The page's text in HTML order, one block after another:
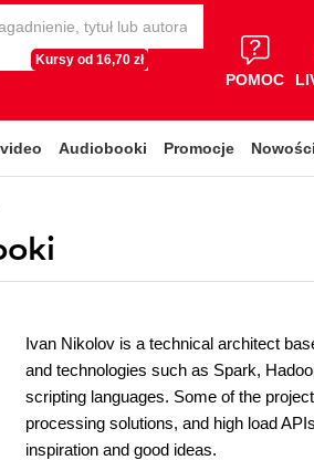
Kursy od 16,70 zł
POMOC
Audiobooki Promocje Nowości
Ivan Nikolov is a technical architect
and technologies such as Spark,
scripting languages. Some of the
processing solutions, and high load
inspiration and good ideas.